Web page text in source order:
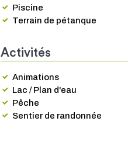
Piscine
Terrain de pétanque
Activités
Animations
Lac / Plan d'eau
Pêche
Sentier de randonnée